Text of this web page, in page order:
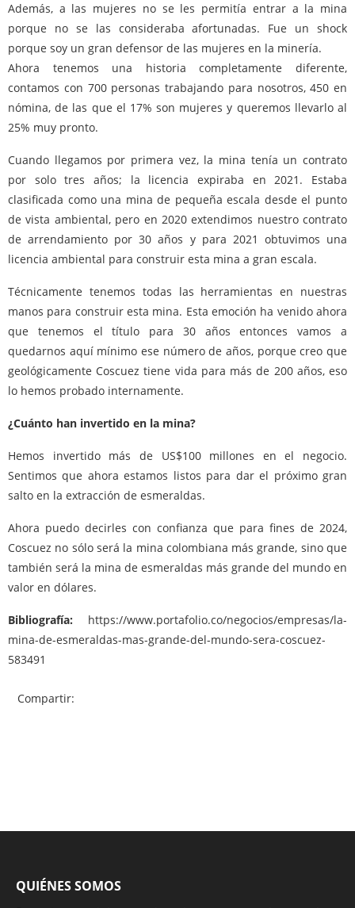
Además, a las mujeres no se les permitía entrar a la mina
porque no se las consideraba afortunadas. Fue un shock
porque soy un gran defensor de las mujeres en la minería.
Ahora tenemos una historia completamente diferente,
contamos con 700 personas trabajando para nosotros, 450 en
nómina, de las que el 17% son mujeres y queremos llevarlo al
25% muy pronto.
Cuando llegamos por primera vez, la mina tenía un contrato
por solo tres años; la licencia expiraba en 2021. Estaba
clasificada como una mina de pequeña escala desde el punto
de vista ambiental, pero en 2020 extendimos nuestro contrato
de arrendamiento por 30 años y para 2021 obtuvimos una
licencia ambiental para construir esta mina a gran escala.
Técnicamente tenemos todas las herramientas en nuestras
manos para construir esta mina. Esta emoción ha venido ahora
que tenemos el título para 30 años entonces vamos a
quedarnos aquí mínimo ese número de años, porque creo que
geológicamente Coscuez tiene vida para más de 200 años, eso
lo hemos probado internamente.
¿Cuánto han invertido en la mina?
Hemos invertido más de US$100 millones en el negocio.
Sentimos que ahora estamos listos para dar el próximo gran
salto en la extracción de esmeraldas.
Ahora puedo decirles con confianza que para fines de 2024,
Coscuez no sólo será la mina colombiana más grande, sino que
también será la mina de esmeraldas más grande del mundo en
valor en dólares.
Bibliografía: https://www.portafolio.co/negocios/empresas/la-
mina-de-esmeraldas-mas-grande-del-mundo-sera-coscuez-
583491
Compartir:
QUIÉNES SOMOS